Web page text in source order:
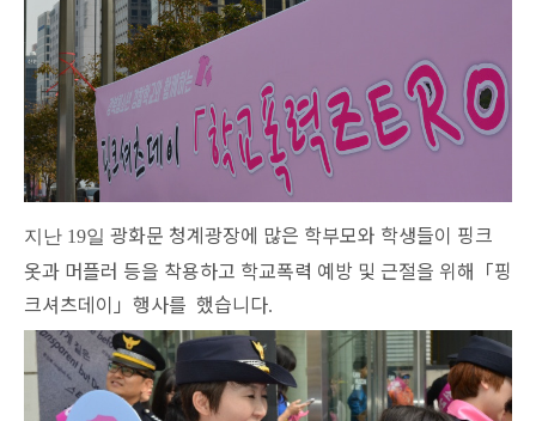
지난 19일 광화문 청계광장에 많은 학부모와 학생들이 핑크
옷과 머플러 등을 착용하고 학교폭력 예방 및 근절을 위해 「핑
크셔츠데이 」 행사를 했습니다.